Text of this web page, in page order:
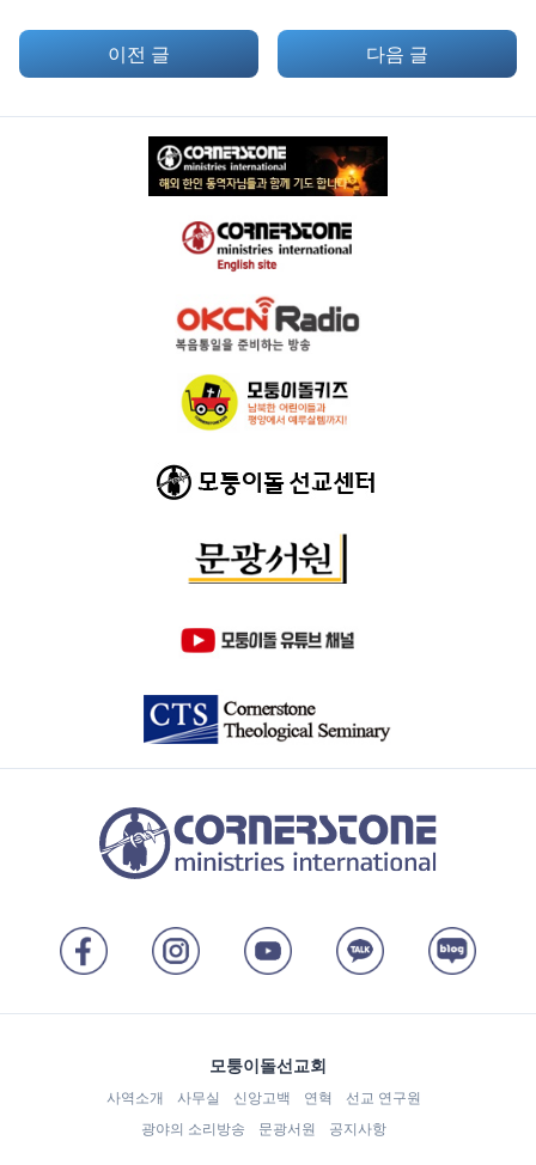
이전 글 다음 글
모퉁이돌선교회
사역소개 사무실 신앙고백 연혁
선교 연구원
광야의 소리방송
문광서원 공지사항